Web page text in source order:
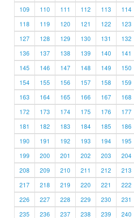
109
110 111 112 113 114
118
119 120 121 122 123
127
128 129 130 131 132
136
137 138 139 140 141
145
146 147 148 149 150
154
155 156 157 158 159
163
164 165 166 167 168
172
173 174 175 176 177
181
182 183 184 185 186
190
191 192 193 194 195
199
200 201 202 203 204
208
209 210 211 212 213
217
218 219 220 221 222
226
227 228 229 230 231
235
236 237 238 239 240